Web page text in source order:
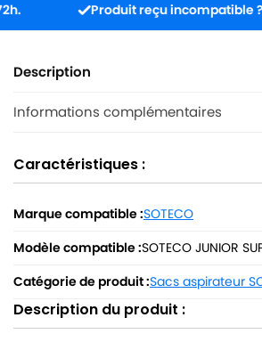
Produit reçu incompatible ?
Description
Informations complémentaires
Caractéristiques :
Marque compatible :SOTECO
Modèle compatible :SOTECO JUNIOR
Catégorie de produit :Sacs aspirateur
Description du produit :